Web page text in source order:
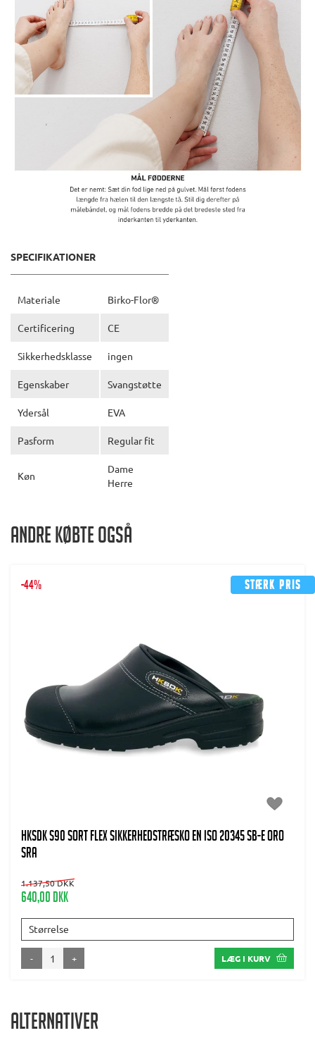
SPECIFIKATIONER
Materiale Birko-Flor®
Certificering CE
Sikkerhedsklasse ingen
Egenskaber Svangstøtte
Ydersål EVA
Pasform Regular fit
Køn
Dame
Herre
Andre købte også
Stærk pris
-44%
HKSDK S90 Sort flex Sikkerhedstræsko EN ISO 20345 SB-E ORO
SRA
1.137,50 DKK
640,00 DKK
Størrelse
- + LÆG I KURV
Alternativer